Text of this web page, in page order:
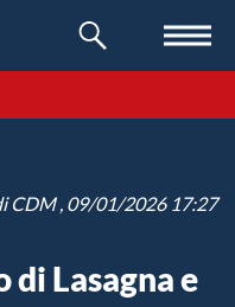
CDM, 09/01/2026 17:27
di Lasagna e